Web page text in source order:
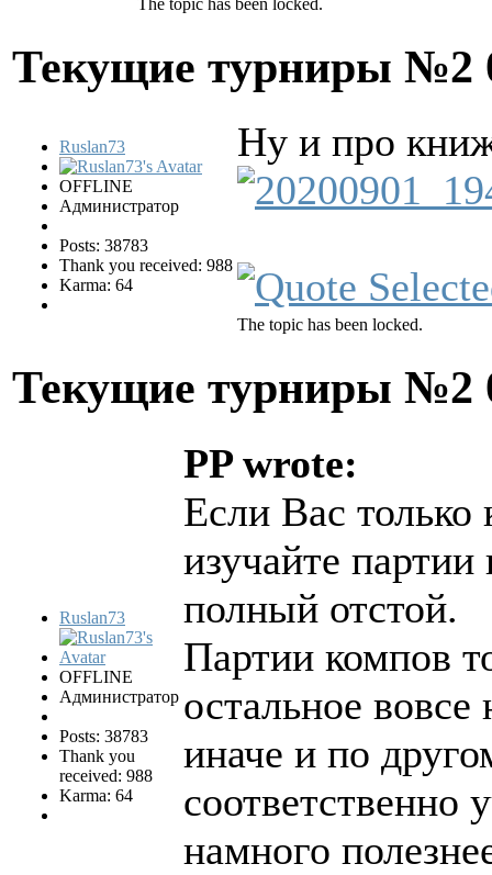
Текущие турниры №2
Ruslan73
OFFLINE
Администратор
Posts: 38783
Thank you received: 988
Karma: 64
Ну и про
The topic has been locked.
Текущие турниры №2
Ruslan73
OFFLINE
Администратор
Posts: 38783
Thank you
received: 988
Karma: 64
PP wrote:
Если Вас только
изучайте
полный отстой.
Партии компов
остальное
иначе и по
соответственно
намного